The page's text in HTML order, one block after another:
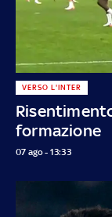
formazione
VERSO L'INTER
07 ago - 13:33